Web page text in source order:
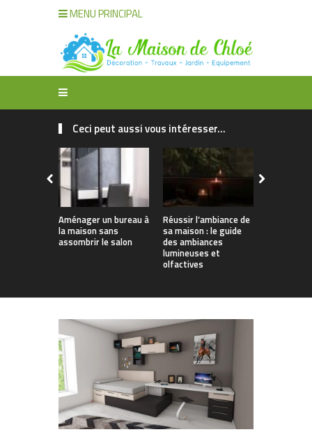
MENU PRINCIPAL
Ceci peut aussi vous intéresser...
Aménager un bureau à
la maison sans
assombrir le salon
Réussir l’ambiance de
sa maison : le guide
des ambiances
lumineuses et
olfactives